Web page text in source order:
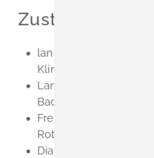
Zuständige
landesweit:
Klima und
Landeszentrale für
Baden-Württemberg
Freiwilligendienste in
Rottenburg-Stuttgart
Diakonisches Werk